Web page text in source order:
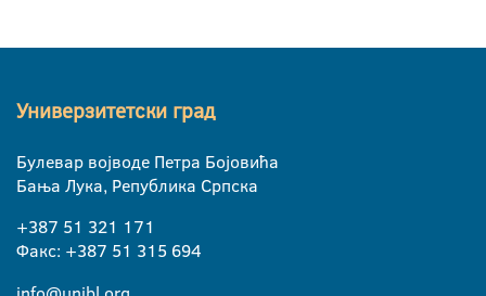
Универзитетски град
Булевар војводе Петра Бојовића
Бања Лука, Република Српска
+387 51 321 171
Факс: +387 51 315 694